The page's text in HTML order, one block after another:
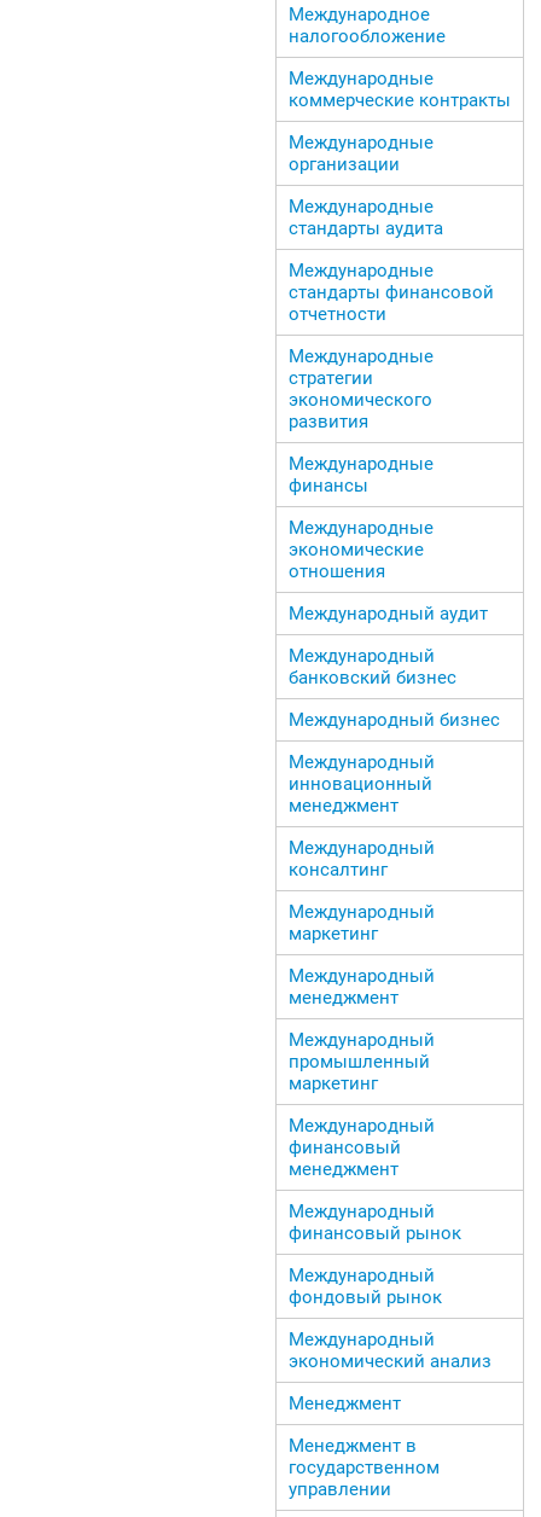
Международное
налогообложение
Международные
коммерческие контракты
Международные
организации
Международные
стандарты аудита
Международные
стандарты финансовой
отчетности
Международные
стратегии
экономического
развития
Международные
финансы
Международные
экономические
отношения
Международный аудит
Международный
банковский бизнес
Международный бизнес
Международный
инновационный
менеджмент
Международный
консалтинг
Международный
маркетинг
Международный
менеджмент
Международный
промышленный
маркетинг
Международный
финансовый
менеджмент
Международный
финансовый рынок
Международный
фондовый рынок
Международный
экономический анализ
Менеджмент
Менеджмент в
государственном
управлении